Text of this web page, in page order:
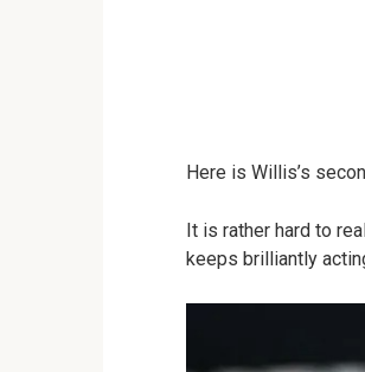
Here is Willis’s
It is rather hard to
keeps brilliantly